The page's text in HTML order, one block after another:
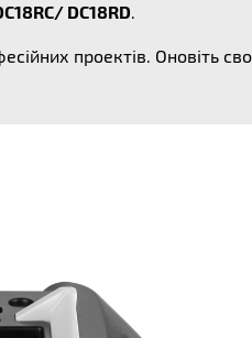
DC18RD.
проектів. Оновіть